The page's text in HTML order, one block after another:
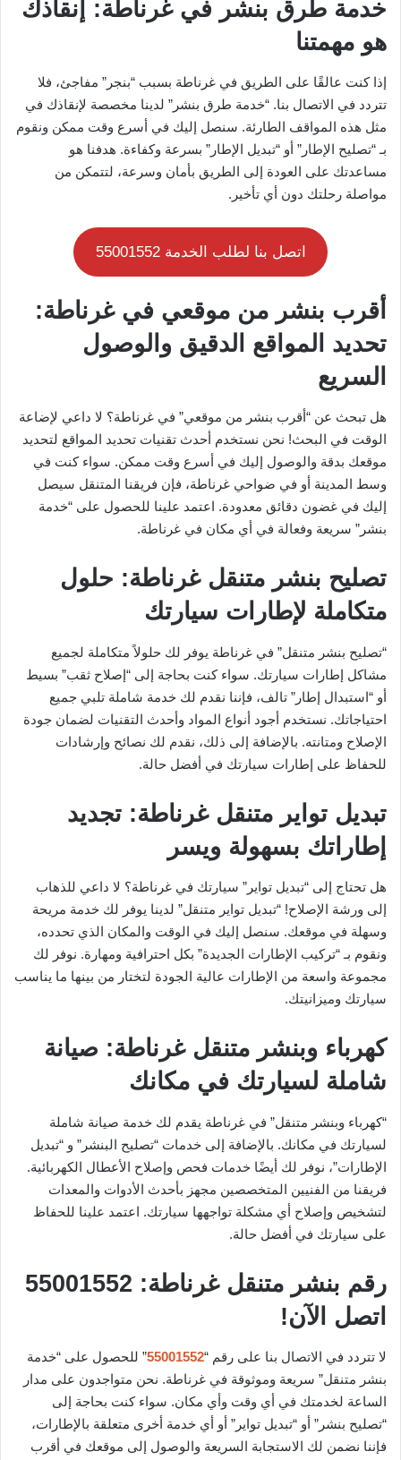
خدمة طرق بنشر في غرناطة: إنقاذك
هو مهمتنا
إذا كنت عالقًا على الطريق في غرناطة بسبب “بنجر” مفاجئ، فلا
تتردد في الاتصال بنا. “خدمة طرق بنشر” لدينا مخصصة لإنقاذك في
مثل هذه المواقف الطارئة. سنصل إليك في أسرع وقت ممكن ونقوم
بـ “تصليح الإطار” أو “تبديل الإطار” بسرعة وكفاءة. هدفنا هو
مساعدتك على العودة إلى الطريق بأمان وسرعة، لتتمكن من
مواصلة رحلتك دون أي تأخير.
اتصل بنا لطلب الخدمة 55001552
أقرب بنشر من موقعي في غرناطة:
تحديد المواقع الدقيق والوصول
السريع
هل تبحث عن “أقرب بنشر من موقعي” في غرناطة؟ لا داعي لإضاعة
الوقت في البحث! نحن نستخدم أحدث تقنيات تحديد المواقع لتحديد
موقعك بدقة والوصول إليك في أسرع وقت ممكن. سواء كنت في
وسط المدينة أو في ضواحي غرناطة، فإن فريقنا المتنقل سيصل
إليك في غضون دقائق معدودة. اعتمد علينا للحصول على “خدمة
بنشر” سريعة وفعالة في أي مكان في غرناطة.
تصليح بنشر متنقل غرناطة: حلول
متكاملة لإطارات سيارتك
“تصليح بنشر متنقل” في غرناطة يوفر لك حلولاً متكاملة لجميع
مشاكل إطارات سيارتك. سواء كنت بحاجة إلى “إصلاح ثقب” بسيط
أو “استبدال إطار” تالف، فإننا نقدم لك خدمة شاملة تلبي جميع
احتياجاتك. نستخدم أجود أنواع المواد وأحدث التقنيات لضمان جودة
الإصلاح ومتانته. بالإضافة إلى ذلك، نقدم لك نصائح وإرشادات
للحفاظ على إطارات سيارتك في أفضل حالة.
تبديل تواير متنقل غرناطة: تجديد
إطاراتك بسهولة ويسر
هل تحتاج إلى “تبديل تواير” سيارتك في غرناطة؟ لا داعي للذهاب
إلى ورشة الإصلاح! “تبديل تواير متنقل” لدينا يوفر لك خدمة مريحة
وسهلة في موقعك. سنصل إليك في الوقت والمكان الذي تحدده،
ونقوم بـ “تركيب الإطارات الجديدة” بكل احترافية ومهارة. نوفر لك
مجموعة واسعة من الإطارات عالية الجودة لتختار من بينها ما يناسب
سيارتك وميزانيتك.
كهرباء وبنشر متنقل غرناطة: صيانة
شاملة لسيارتك في مكانك
“كهرباء وبنشر متنقل” في غرناطة يقدم لك خدمة صيانة شاملة
لسيارتك في مكانك. بالإضافة إلى خدمات “تصليح البنشر” و “تبديل
الإطارات”، نوفر لك أيضًا خدمات فحص وإصلاح الأعطال الكهربائية.
فريقنا من الفنيين المتخصصين مجهز بأحدث الأدوات والمعدات
لتشخيص وإصلاح أي مشكلة تواجهها سيارتك. اعتمد علينا للحفاظ
على سيارتك في أفضل حالة.
رقم بنشر متنقل غرناطة: 55001552
اتصل الآن!
لا تتردد في الاتصال بنا على رقم “55001552” للحصول على “خدمة
بنشر متنقل” سريعة وموثوقة في غرناطة. نحن متواجدون على مدار
الساعة لخدمتك في أي وقت وأي مكان. سواء كنت بحاجة إلى
“تصليح بنشر” أو “تبديل تواير” أو أي خدمة أخرى متعلقة بالإطارات،
فإننا نضمن لك الاستجابة السريعة والوصول إلى موقعك في أقرب